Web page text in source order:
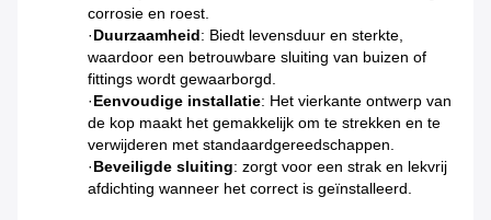
corrosie en roest.
·Duurzaamheid: Biedt levensduur en sterkte,
waardoor een betrouwbare sluiting van buizen of
fittings wordt gewaarborgd.
·Eenvoudige installatie: Het vierkante ontwerp van
de kop maakt het gemakkelijk om te strekken en te
verwijderen met standaardgereedschappen.
·Beveiligde sluiting: zorgt voor een strak en lekvrij
afdichting wanneer het correct is geïnstalleerd.